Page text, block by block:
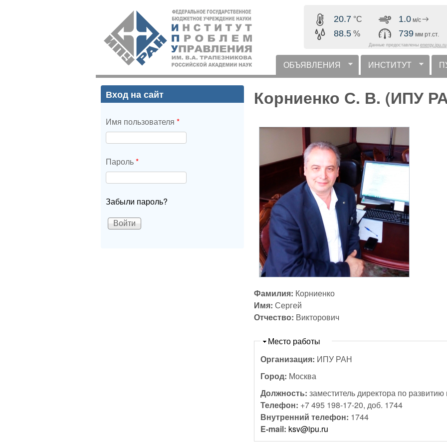
содержанию
ИПУ
РАН
20.7 °C
88.5 %
1.0 м/с
739 мм рт.ст.
Данные предоставлены energy.ipu.ru
горизонтальное меню
ОБЪЯВЛЕНИЯ ИНСТИТУТ
Корниенко С. В. (ИПУ
Фамилия: Корниенко
Имя:Сергей
Отчество: Викторович
Скрыть
Место работы
Организация: ИПУ РАН
Город: Москва
Должность:заместитель директора по
Телефон: +7 495 198-17-20, доб. 1744
Внутренний телефон: 1744
E-mail: ksv@ipu.ru
Вход на сайт
Имя пользователя *
Пароль*
Забыли пароль?